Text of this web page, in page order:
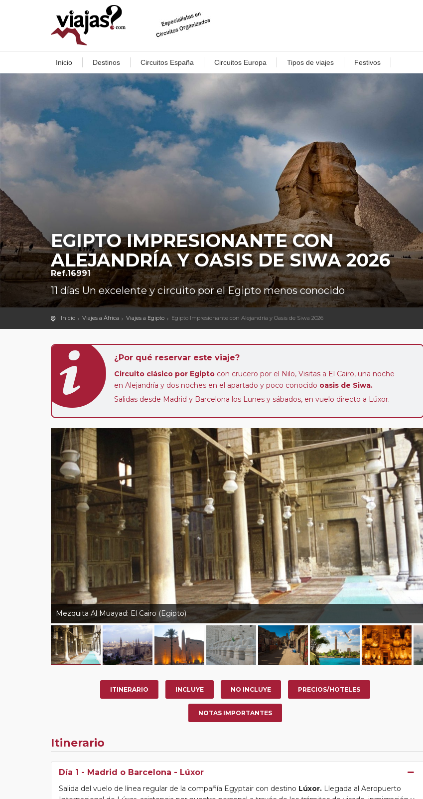
Inicio Destinos Circuitos España Circuitos Europa Tipos de viajes Festivos
EGIPTO IMPRESIONANTE CON
ALEJANDRÍA Y OASIS DE SIWA 2026
Ref.16991
11 días Un excelente y circuito por el Egipto menos conocido
Inicio Viajes a África Viajes a Egipto Egipto Impresionante con Alejandría y Oasis de Siwa 2026
¿Por qué reservar este viaje?
Circuito clásico por Egipto con crucero por el Nilo, Visitas a El Cairo, una noche
en Alejandría y dos noches en el apartado y poco conocido oasis de Siwa.
Salidas desde Madrid y Barcelona los Lunes y sábados, en vuelo directo a Lúxor.
Mezquita Al Muayad: El Cairo (Egipto)
ITINERARIO INCLUYE NO INCLUYE PRECIOS/HOTELES
NOTAS IMPORTANTES
Itinerario
Día 1 - Madrid o Barcelona - Lúxor
Salida del vuelo de línea regular de la compañía Egyptair con destino Lúxor. Llegada al Aeropuerto